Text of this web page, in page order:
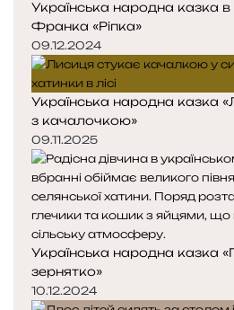
Українська народна казка в
Франка «Ріпка»
09.12.2024
Українська народна казка
з качалочкою»
09.11.2025
Українська народна казка
зернятко»
10.12.2024